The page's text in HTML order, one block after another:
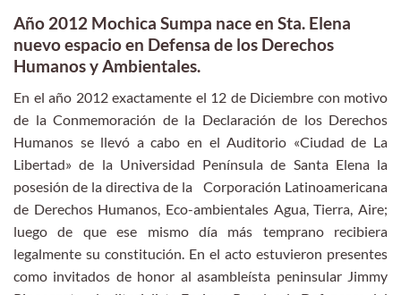
Año 2012 Mochica Sumpa nace en Sta. Elena
nuevo espacio en Defensa de los Derechos
Humanos y Ambientales.
En el año 2012 exactamente el 12 de Diciembre con motivo
de la Conmemoración de la Declaración de los Derechos
Humanos se llevó a cabo en el Auditorio «Ciudad de La
Libertad» de la Universidad Península de Santa Elena la
posesión de la directiva de la Corporación Latinoamericana
de Derechos Humanos, Eco-ambientales Agua, Tierra, Aire;
luego de que ese mismo día más temprano recibiera
legalmente su constitución. En el acto estuvieron presentes
como invitados de honor al asambleísta peninsular Jimmy